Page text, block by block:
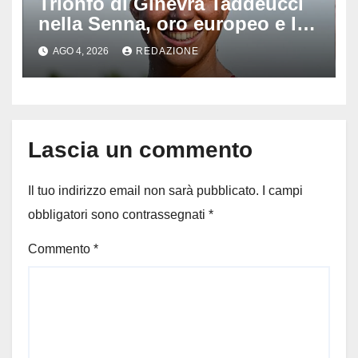
nella Senna, oro europeo e la
stoccata sul fiume di Parigi:
‘Era bella zozza’
AGO 4, 2026 REDAZIONE
Lascia un commento
Il tuo indirizzo email non sarà pubblicato.
I campi
obbligatori sono contrassegnati *
Commento *